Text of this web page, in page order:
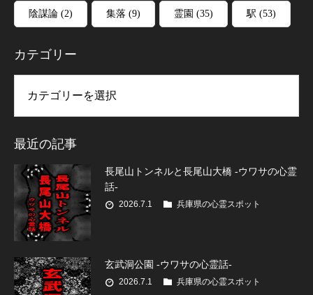
陰謀論 (2) 集落 (9) 霊園 (35) 駅 (53)
カテゴリー
最近の記事
長尾山トンネルと長尾山大橋 -ウワサの心霊
話-
2026.7.1 兵庫県の心霊スポット
玄武洞公園 -ウワサの心霊話-
2026.7.1 兵庫県の心霊スポット